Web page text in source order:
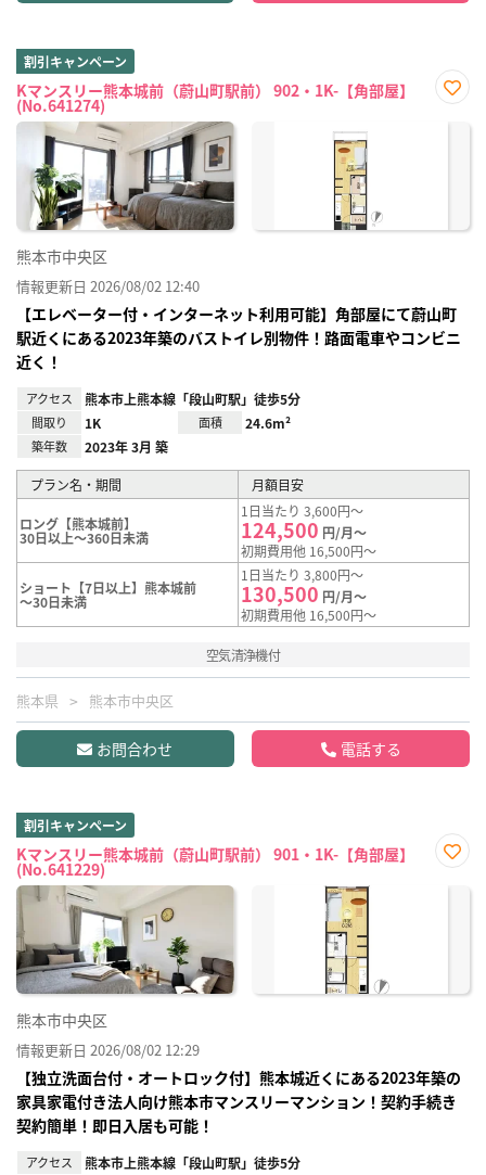
割引キャンペーン
Kマンスリー熊本城前（蔚山町駅前） 902・1K-【角部屋】
(No.641274)
に入
熊本市中央区
情報更新日 2026/08/02 12:40
【エレベーター付・インターネット利用可能】角部屋にて蔚山町
駅近くにある2023年築のバストイレ別物件！路面電車やコンビニ
近く！
アクセス 熊本市上熊本線「段山町駅」徒歩5分
間取り 1K 面積 24.6m²
築年数 2023年 3月 築
プラン名・期間 月額目安
ロング【熊本城前】
30日以上～360日未満
1日当たり 3,600円～
124,500 円/月～
初期費用他 16,500円～
ショート【7日以上】熊本城前
～30日未満
1日当たり 3,800円～
130,500 円/月～
初期費用他 16,500円～
空気清浄機付
熊本県 熊本市中央区
お問合わせ 電話する
割引キャンペーン
Kマンスリー熊本城前（蔚山町駅前） 901・1K-【角部屋】
(No.641229)
に入
熊本市中央区
情報更新日 2026/08/02 12:29
【独立洗面台付・オートロック付】熊本城近くにある2023年築の
家具家電付き法人向け熊本市マンスリーマンション！契約手続き
契約簡単！即日入居も可能！
アクセス 熊本市上熊本線「段山町駅」徒歩5分